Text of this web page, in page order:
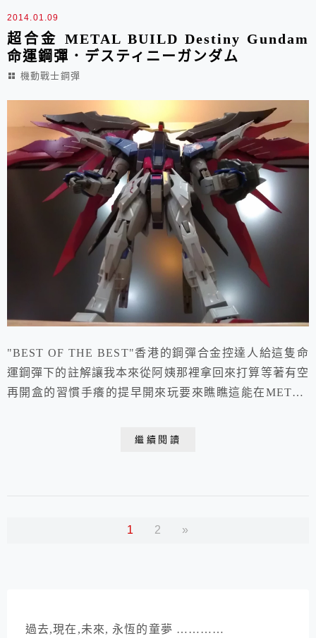
2014.01.09
超合金 METAL BUILD Destiny Gundam
命運鋼彈．デスティニーガンダム
機動戰士鋼彈
"BEST OF THE BEST"香港的鋼彈合金控達人給這隻命
運鋼彈下的註解讓我本來從阿姨那裡拿回來打算等著有空
再開盒的習慣手癢的提早開來玩要來瞧瞧這能在METAL
繼續閱讀
1 2 »
過去,現在,未來, 永恆的童夢 …………